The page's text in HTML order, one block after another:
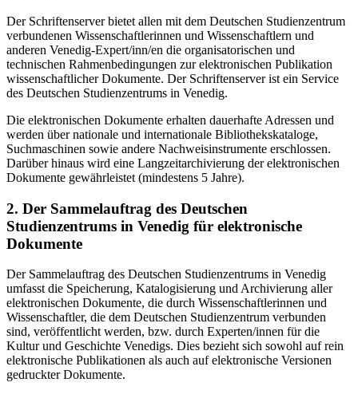
Der Schriftenserver bietet allen mit dem Deutschen Studienzentrum
verbundenen Wissenschaftlerinnen und Wissenschaftlern und
anderen Venedig-Expert/inn/en die organisatorischen und
technischen Rahmenbedingungen zur elektronischen Publikation
wissenschaftlicher Dokumente. Der Schriftenserver ist ein Service
des Deutschen Studienzentrums in Venedig.
Die elektronischen Dokumente erhalten dauerhafte Adressen und
werden über nationale und internationale Bibliothekskataloge,
Suchmaschinen sowie andere Nachweisinstrumente erschlossen.
Darüber hinaus wird eine Langzeitarchivierung der elektronischen
Dokumente gewährleistet (mindestens 5 Jahre).
2. Der Sammelauftrag des Deutschen
Studienzentrums in Venedig für elektronische
Dokumente
Der Sammelauftrag des Deutschen Studienzentrums in Venedig
umfasst die Speicherung, Katalogisierung und Archivierung aller
elektronischen Dokumente, die durch Wissenschaftlerinnen und
Wissenschaftler, die dem Deutschen Studienzentrum verbunden
sind, veröffentlicht werden, bzw. durch Experten/innen für die
Kultur und Geschichte Venedigs. Dies bezieht sich sowohl auf rein
elektronische Publikationen als auch auf elektronische Versionen
gedruckter Dokumente.